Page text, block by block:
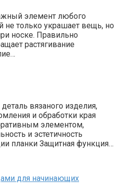
элемент любого
не только украшает вещь, но
носке. Правильно
растягивание
вязаного изделия,
и обработки края
элементом,
и эстетичность
планки Защитная функция…
для начинающих